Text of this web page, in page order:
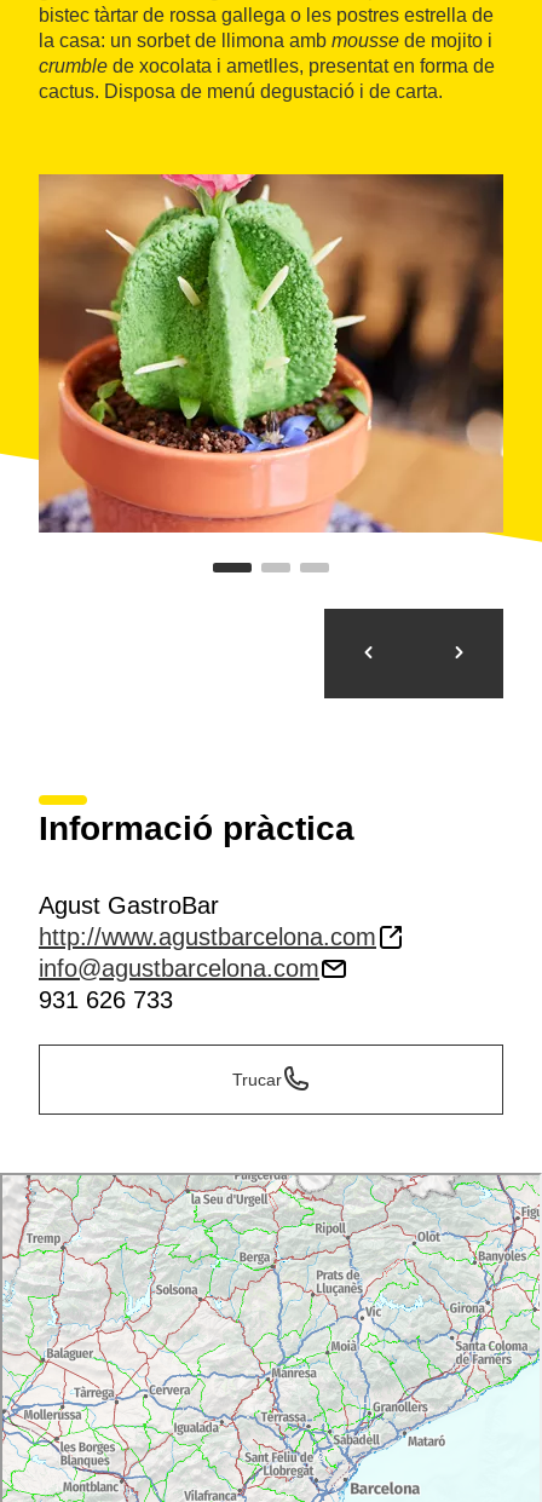
bistec tàrtar de rossa gallega o les postres estrella de
la casa: un sorbet de llimona amb mousse de mojito i
crumble de xocolata i ametlles, presentat en forma de
cactus. Disposa de menú degustació i de carta.
Informació pràctica
Agust GastroBar
http://www.agustbarcelona.com
info@agustbarcelona.com
931 626 733
Trucar